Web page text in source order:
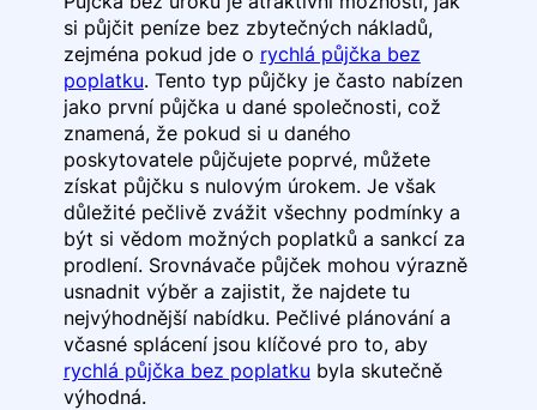
si půjčit peníze bez zbytečných nákladů,
zejména pokud jde o rychlá půjčka bez
poplatku. Tento typ půjčky je často nabízen
jako první půjčka u dané společnosti, což
znamená, že pokud si u daného
poskytovatele půjčujete poprvé, můžete
získat půjčku s nulovým úrokem. Je však
důležité pečlivě zvážit všechny podmínky a
být si vědom možných poplatků a sankcí za
prodlení. Srovnávače půjček mohou výrazně
usnadnit výběr a zajistit, že najdete tu
nejvýhodnější nabídku. Pečlivé plánování a
včasné splácení jsou klíčové pro to, aby
rychlá půjčka bez poplatku byla skutečně
výhodná.